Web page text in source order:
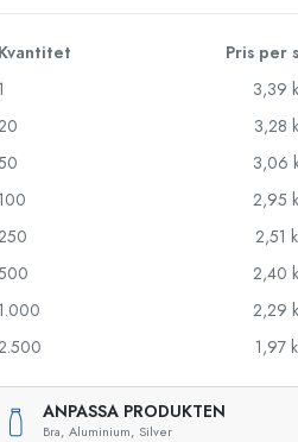
motiv
dag
flaskor
Kvantitet Pris per
1
3,39
3,28
3,06
100
2,95
2,51
2,40
1.000
2,29
1,97
ANPASSA PRODUKTEN
Bra, Aluminium, Silver